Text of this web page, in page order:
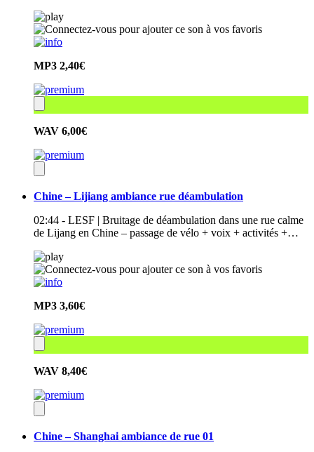
MP3 2,40€
WAV 6,00€
Chine – Lijiang ambiance rue déambulation
02:44 - LESF | Bruitage de déambulation dans une rue calme
de Lijang en Chine – passage de vélo + voix + activités +…
MP3 3,60€
WAV 8,40€
Chine – Shanghai ambiance de rue 01